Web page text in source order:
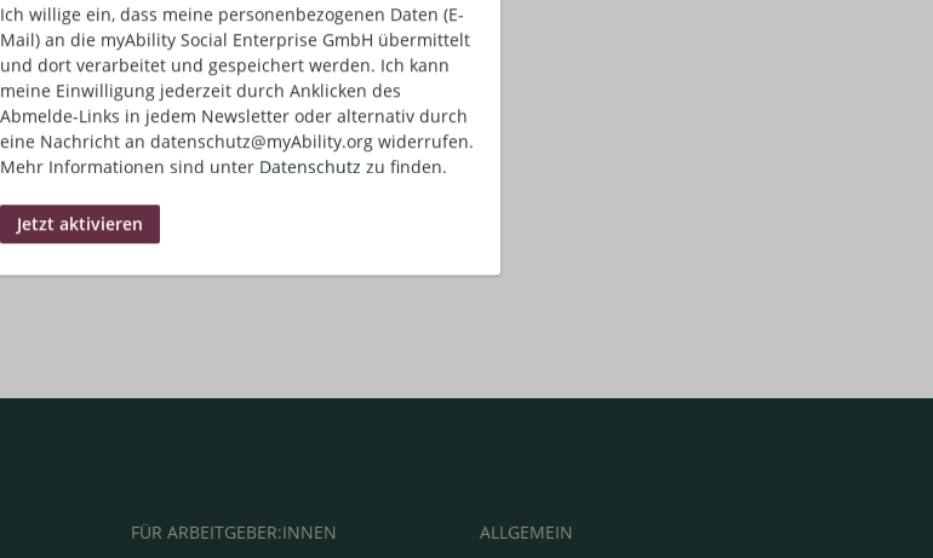
Ich willige ein, dass meine personenbezogenen Daten (E-
Mail) an die myAbility Social Enterprise GmbH übermittelt
und dort verarbeitet und gespeichert werden. Ich kann
meine Einwilligung jederzeit durch Anklicken des
Abmelde-Links in jedem Newsletter oder alternativ durch
eine Nachricht an datenschutz@myAbility.org widerrufen.
Mehr Informationen sind unter Datenschutz zu finden.
FÜR ARBEITGEBER:INNEN ALLGEMEIN